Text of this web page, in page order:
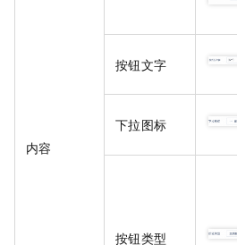
内容
按钮文字
下拉图标
按钮类型